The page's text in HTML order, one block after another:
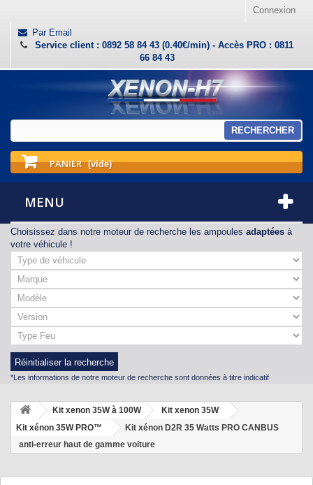
Connexion
Par Email
Service client : 0892 58 84 43 (0.40€/min) - Accès PRO : 0811
66 84 43
RECHERCHER
PANIER (vide)
MENU
Choisissez dans notre moteur de recherche les ampoules adaptées à
votre véhicule !
Réinitialiser la recherche
*Les informations de notre moteur de recherche sont données à titre indicatif
Kit xenon 35W à 100W
Kit xenon 35W
Kit xénon 35W PRO™
Kit xénon D2R 35 Watts PRO CANBUS
anti-erreur haut de gamme voiture